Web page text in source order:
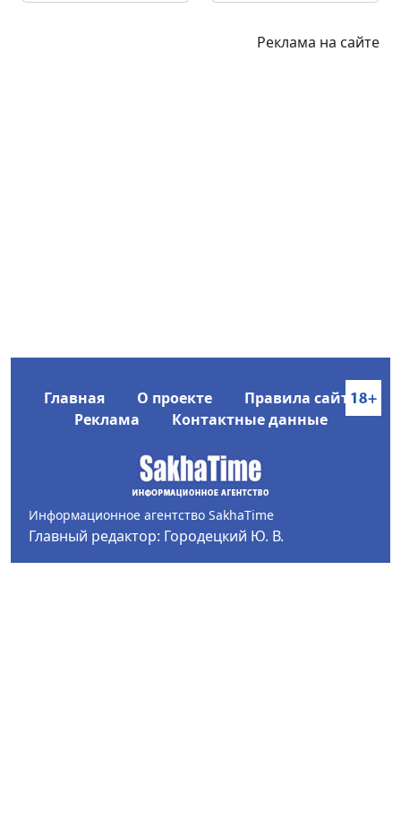
Реклама на сайте
Главная О проекте
Правила сайта
Реклама
Контактные данные
Информационное агентство SakhaTime
Главный редактор: Городецкий Ю. В.